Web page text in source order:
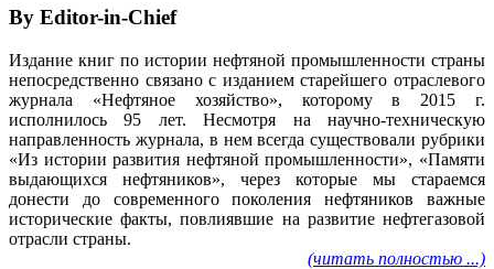
By Editor-in-Chief
Издание книг по истории нефтяной промышленности страны
непосредственно связано с изданием старейшего отраслевого
журнала «Нефтяное хозяйство», которому в 2015 г.
исполнилось 95 лет. Несмотря на научно-техническую
направленность журнала, в нем всегда существовали рубрики
«Из истории развития нефтяной промышленности», «Памяти
выдающихся нефтяников», через которые мы стараемся
донести до современного поколения нефтяников важные
исторические факты, повлиявшие на развитие нефтегазовой
отрасли страны.
(читать полностью ...)